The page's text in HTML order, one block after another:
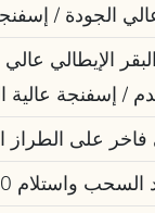
الجودة /
/ إسفنجة عالية
على الطراز
واستلام 40% وديعة